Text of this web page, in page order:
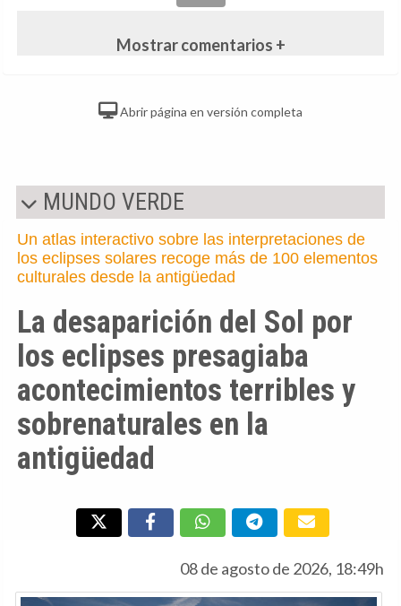
Mostrar comentarios +
Abrir página en versión completa
MUNDO VERDE
Un atlas interactivo sobre las interpretaciones de
los eclipses solares recoge más de 100 elementos
culturales desde la antigüedad
La desaparición del Sol por
los eclipses presagiaba
acontecimientos terribles y
sobrenaturales en la
antigüedad
08 de agosto de 2026, 18:49h